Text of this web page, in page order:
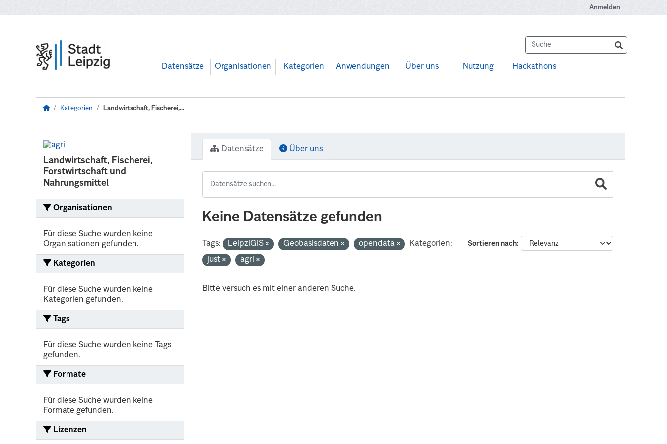
Anmelden
Datensätze Organisationen Kategorien Anwendungen Über uns Nutzung Hackathons
Kategorien Landwirtschaft, Fischerei,...
Landwirtschaft, Fischerei,
Forstwirtschaft und
Nahrungsmittel
Organisationen
Für diese Suche wurden keine
Organisationen gefunden.
Kategorien
Für diese Suche wurden keine
Kategorien gefunden.
Tags
Für diese Suche wurden keine Tags
gefunden.
Formate
Für diese Suche wurden keine
Formate gefunden.
Lizenzen
Datensätze Über uns
Keine Datensätze gefunden
Sortieren nach
Tags: LeipziGIS Geobasisdaten opendata
Kategorien:
just
agri
Bitte versuch es mit einer anderen Suche.